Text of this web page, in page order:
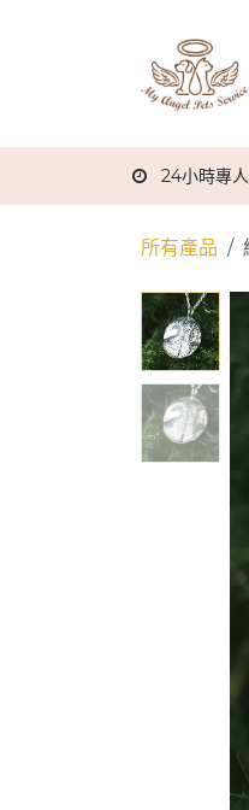
24小時專
所有產品